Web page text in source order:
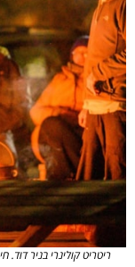
ריטריט קולינרי בניר